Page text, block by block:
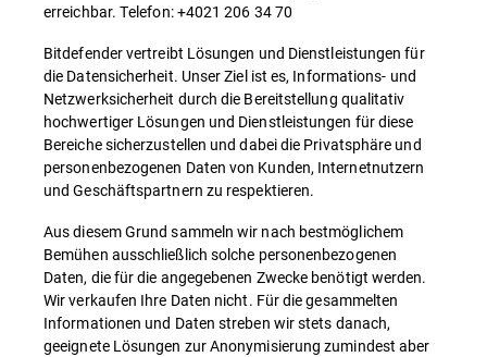
erreichbar. Telefon: +4021 206 34 70
Bitdefender vertreibt Lösungen und Dienstleistungen für
die Datensicherheit. Unser Ziel ist es, Informations- und
Netzwerksicherheit durch die Bereitstellung qualitativ
hochwertiger Lösungen und Dienstleistungen für diese
Bereiche sicherzustellen und dabei die Privatsphäre und
personenbezogenen Daten von Kunden, Internetnutzern
und Geschäftspartnern zu respektieren.
Aus diesem Grund sammeln wir nach bestmöglichem
Bemühen ausschließlich solche personenbezogenen
Daten, die für die angegebenen Zwecke benötigt werden.
Wir verkaufen Ihre Daten nicht. Für die gesammelten
Informationen und Daten streben wir stets danach,
geeignete Lösungen zur Anonymisierung zumindest aber